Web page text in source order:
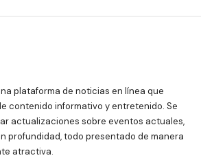
plataforma de noticias en línea que
contenido informativo y entretenido. Se
actualizaciones sobre eventos actuales,
profundidad, todo presentado de manera
atractiva.